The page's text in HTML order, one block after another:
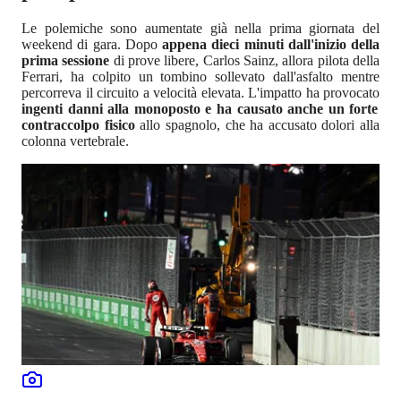
Le polemiche sono aumentate già nella prima giornata del
weekend di gara. Dopo appena dieci minuti dall'inizio della
prima sessione di prove libere, Carlos Sainz, allora pilota della
Ferrari, ha colpito un tombino sollevato dall'asfalto mentre
percorreva il circuito a velocità elevata. L'impatto ha provocato
ingenti danni alla monoposto e ha causato anche un forte
contraccolpo fisicoallo spagnolo, che ha accusato dolori alla
colonna vertebrale.